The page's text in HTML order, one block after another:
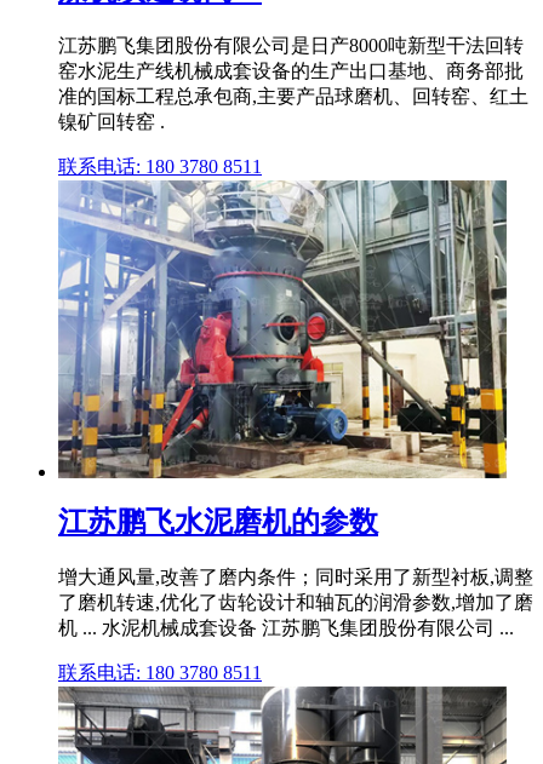
江苏鹏飞集团股份有限公司是日产8000吨新型干法回转
窑水泥生产线机械成套设备的生产出口基地、商务部批
准的国标工程总承包商,主要产品球磨机、回转窑、红土
镍矿回转窑 .
联系电话: 180 3780 8511
江苏鹏飞水泥磨机的参数
增大通风量,改善了磨内条件；同时采用了新型衬板,调整
了磨机转速,优化了齿轮设计和轴瓦的润滑参数,增加了磨
机 ... 水泥机械成套设备 江苏鹏飞集团股份有限公司 ...
联系电话: 180 3780 8511